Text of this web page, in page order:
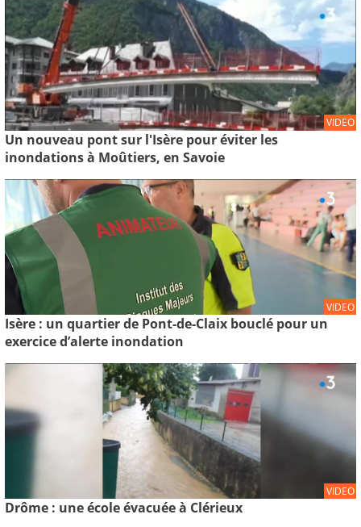
VIDEO
Un nouveau pont sur l'Isère pour éviter les
inondations à Moûtiers, en Savoie
VIDEO
Isère : un quartier de Pont-de-Claix bouclé pour un
exercice d’alerte inondation
VIDEO
Drôme : une école évacuée à Clérieux